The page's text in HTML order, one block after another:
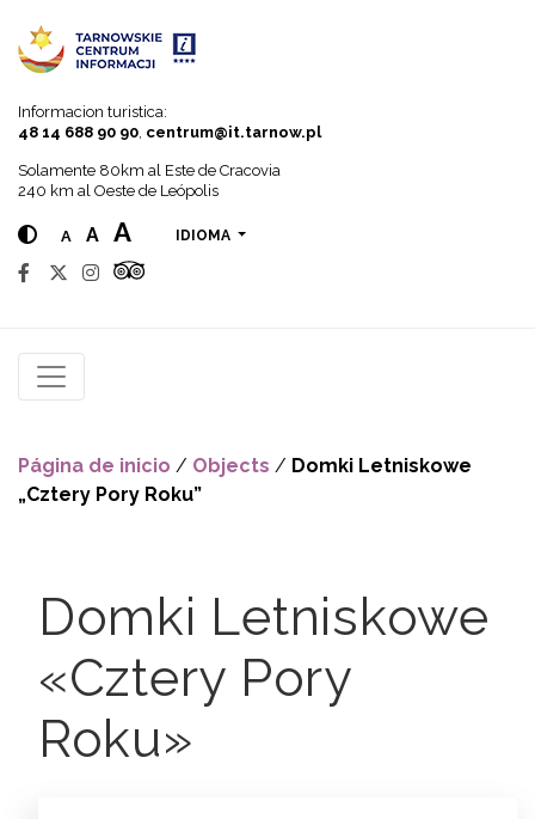
Informacion turistica:
48 14 688 90 90 centrum@it.tarnow.pl
Solamente 80km al Este de Cracovia
240 km al Oeste de Leópolis
A A A IDIOMA
Página de inicio / Objects / Domki Letniskowe
„Cztery Pory Roku”
Domki Letniskowe
«Cztery Pory
Roku»